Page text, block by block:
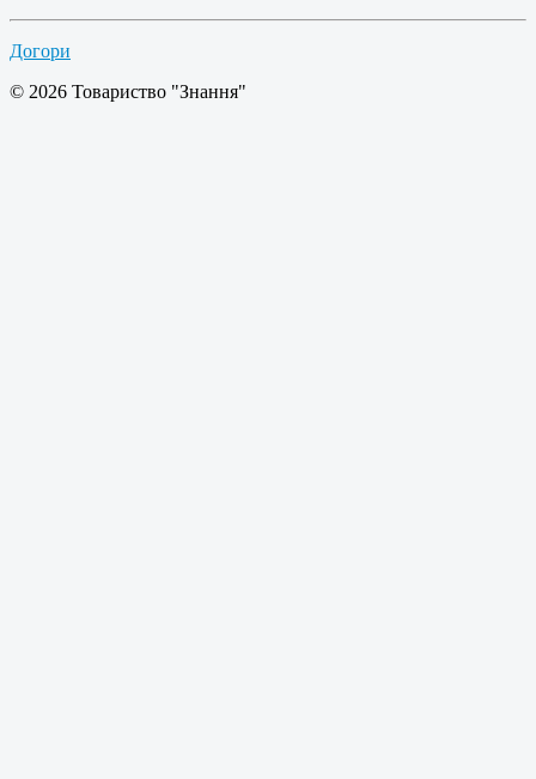
Догори
© 2026 Товариство "Знання"